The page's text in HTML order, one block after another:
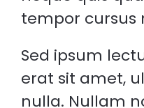
tempor cursus
Sed ipsum
erat sit amet,
nulla. Nullam